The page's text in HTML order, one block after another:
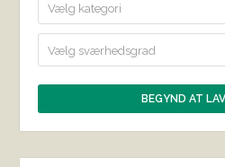
Vælg kategori
Vælg sværhedsgrad